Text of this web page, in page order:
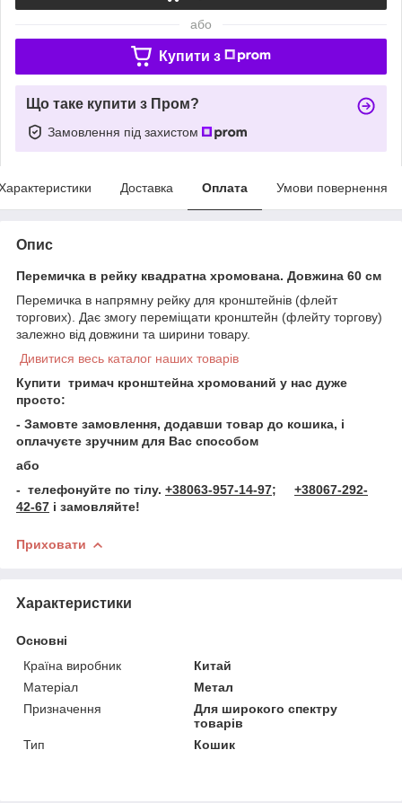
або
Купити з
Що таке купити з Пром?
Замовлення під захистом
Доставка Оплата Умови повернення
Опис
Перемичка в рейку квадратна хромована. Довжина 60 см
Перемичка в напрямну рейку для кронштейнів (флейт
торгових). Дає змогу переміщати кронштейн (флейту торгову)
залежно від довжини та ширини товару.
Дивитися весь каталог наших товарів
Купити тримач кронштейна хромований у нас дуже
просто:
- Замовте замовлення, додавши товар до кошика, і
оплачуєте зручним для Вас способом
або
- телефонуйте по тілу. +38063-957-14-97;
+38067-292-
42-67 і замовляйте!
Приховати
Характеристики
Основні
Країна виробник
Китай
Матеріал
Метал
Призначення
Для широкого спектру
товарів
Тип
Кошик